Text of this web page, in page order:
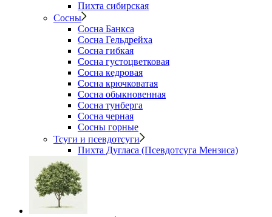
Пихта сибирская
Сосны
Сосна Банкса
Сосна Гельдрейха
Сосна гибкая
Сосна густоцветковая
Сосна кедровая
Сосна крючковатая
Сосна обыкновенная
Сосна тунберга
Сосна черная
Сосны горные
Тсуги и псевдотсуги
Пихта Дугласа (Псевдотсуга Мензиса)